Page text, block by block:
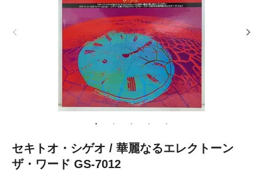
セキトオ・シゲオ / 華麗なるエレクトーン
ザ・ワード GS-7012